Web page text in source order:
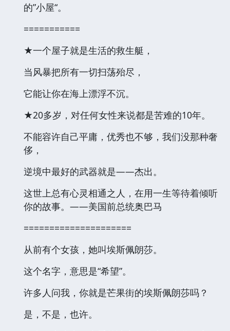
的”小屋“。
===========
★一个屋子就是生活的救生艇，
当风暴把所有一切扫荡殆尽，
它能让你在海上漂浮不沉。
★20多岁，对任何女性来说都是苦难的10年。
不能容许自己平庸，优秀也不够，我们没那种奢
侈，
逆境中最好的武器就是——杰出。
这世上总有心灵相通之人，在用一生等待着倾听
你的故事。——美国前总统奥巴马
=====================
从前有个女孩，她叫埃斯佩朗莎。
这个名字，意思是“希望”。
许多人问我，你就是芒果街的埃斯佩朗莎吗？
是，不是，也许。